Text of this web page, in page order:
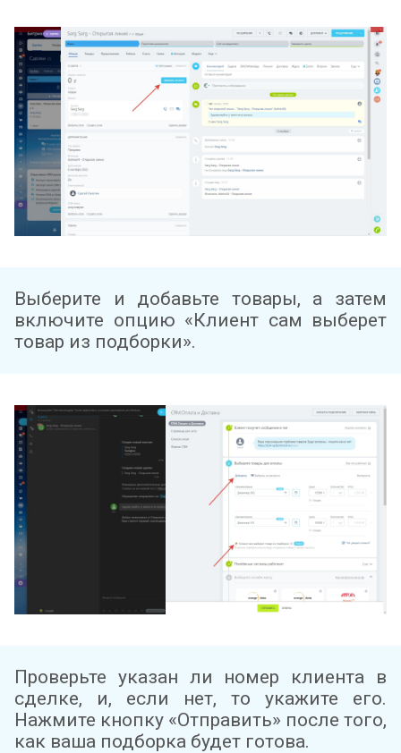
Выберите и добавьте товары, а затем
включите опцию «Клиент сам выберет
товар из подборки».
Проверьте указан ли номер клиента в
сделке, и, если нет, то укажите его.
Нажмите кнопку «Отправить» после того,
как ваша подборка будет готова.